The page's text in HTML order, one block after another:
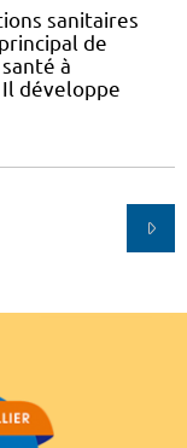
sanitaires
de
à
Il développe